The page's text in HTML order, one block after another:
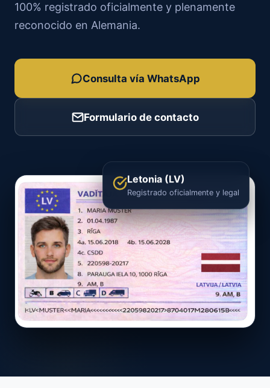
100% registrado oficialmente y plenamente
reconocido en Alemania.
Consulta vía WhatsApp
Formulario de contacto
Letonia (LV)
Registrado oficialmente y legal